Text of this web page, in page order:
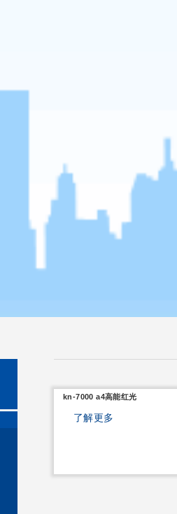
kn-7000 a4高能红光
了解更多